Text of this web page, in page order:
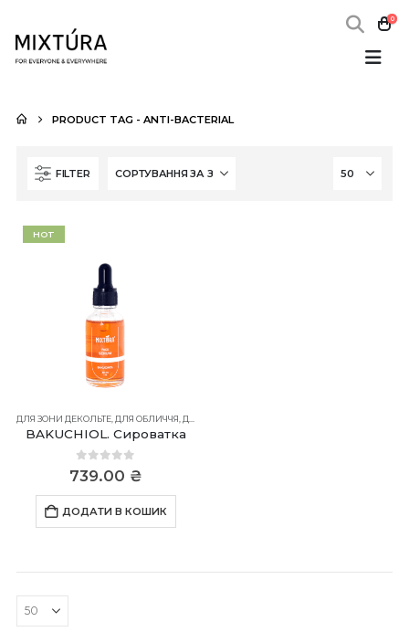
0
PRODUCT TAG -ANTI-BACTERIAL
FILTER
HOT
ДЛЯ ЗОНИ ДЕКОЛЬТЕ, ДЛЯ ОБЛИЧЧЯ ДЛЯ ШИЇ
BAKUCHIOL. Сироватка
0out of 5
739.00 ₴
ДОДАТИ В КОШИК